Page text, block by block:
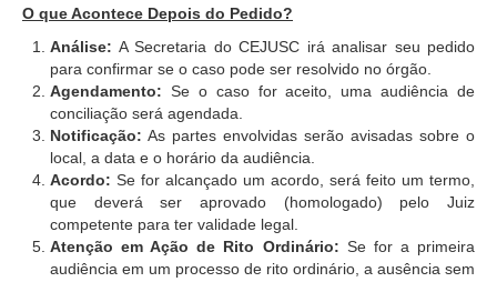
Comitê de Gestão de Pessoas
Comissão de Vitaliciamento
Comitê de Atenção Integral à Saúde de Magistrados e
Servidores
Comitê de Segurança Permanente
Comitê de Combate ao Trabalho Infantil e de Estímulo à
Aprendizagem
Comitê de Incentivo à Participação Institucional Feminina
no âmbito do TRT-11
O que Acontece Depois do Pedido?
Análise: A Secretaria do CEJUSC irá analisar seu pedido
para confirmar se o caso pode ser resolvido no órgão.
Agendamento: Se o caso for aceito, uma audiência de
conciliação será agendada.
Notificação: As partes envolvidas serão avisadas sobre o
local, a data e o horário da audiência.
Acordo: Se for alcançado um acordo, será feito um termo,
que deverá ser aprovado (homologado) pelo Juiz
competente para ter validade legal.
Atenção em Ação de Rito Ordinário: Se for a primeira
audiência em um processo de rito ordinário, a ausência sem